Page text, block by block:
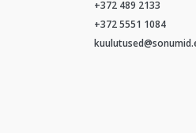
+372 489 2133
+372 5551 1084